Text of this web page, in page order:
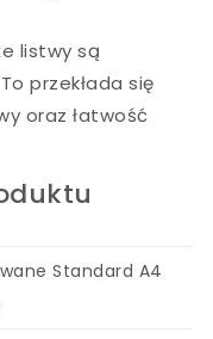
listwy są
przekłada się
oraz łatwość
Standard A4